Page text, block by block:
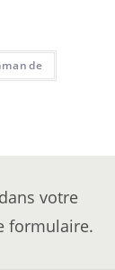
votre
formulaire.